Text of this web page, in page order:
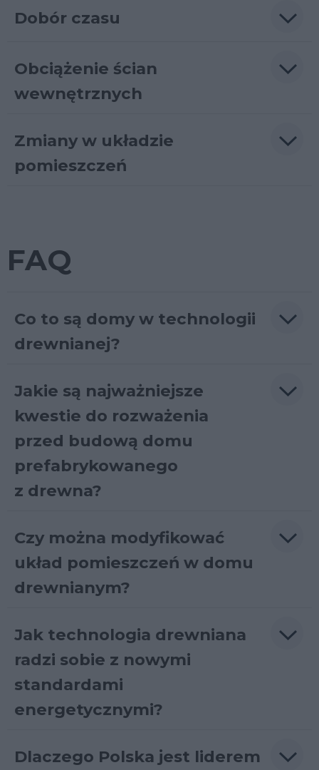
Dobór czasu
Obciążenie ścian
wewnętrznych
Zmiany w układzie
pomieszczeń
FAQ
Co to są domy w technologii
drewnianej?
Jakie są najważniejsze
kwestie do rozważenia
przed budową domu
prefabrykowanego
z drewna?
Czy można modyfikować
układ pomieszczeń w domu
drewnianym?
Jak technologia drewniana
radzi sobie z nowymi
standardami
energetycznymi?
Dlaczego Polska jest liderem